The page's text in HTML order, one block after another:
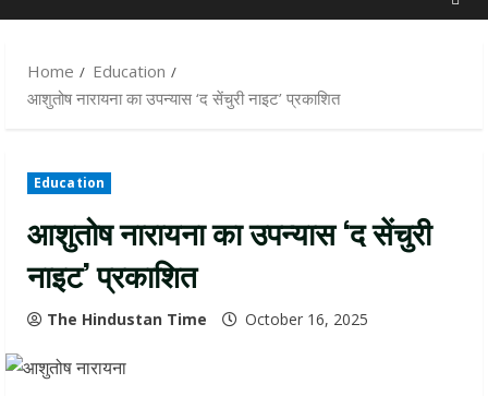
Home
Education
आशुतोष नारायना का उपन्यास ‘द सेंचुरी नाइट’ प्रकाशित
Education
आशुतोष नारायना का उपन्यास ‘द सेंचुरी
नाइट’ प्रकाशित
The Hindustan Time October 16, 2025